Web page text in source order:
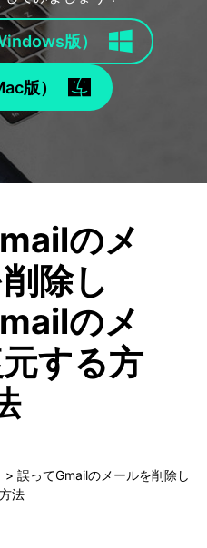
版）
版）
のメ
除し
のメ
する方
> 誤ってGmailのメールを削除し
法